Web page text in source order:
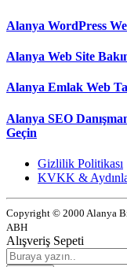
Alanya WordPress
Alanya Web Site
Alanya Emlak Web
Alanya SEO
Geçin
Gizlilik Politikası
KVKK &
Copyright © 2000 Alanya
ABH
Alışveriş Sepeti